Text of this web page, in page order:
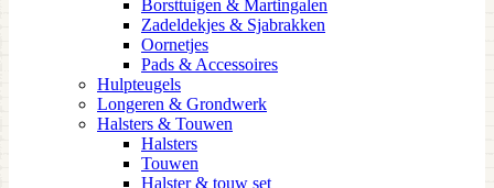
Borsttuigen & Martingalen
Zadeldekjes & Sjabrakken
Oornetjes
Pads & Accessoires
Hulpteugels
Longeren & Grondwerk
Halsters & Touwen
Halsters
Touwen
Halster & touw set